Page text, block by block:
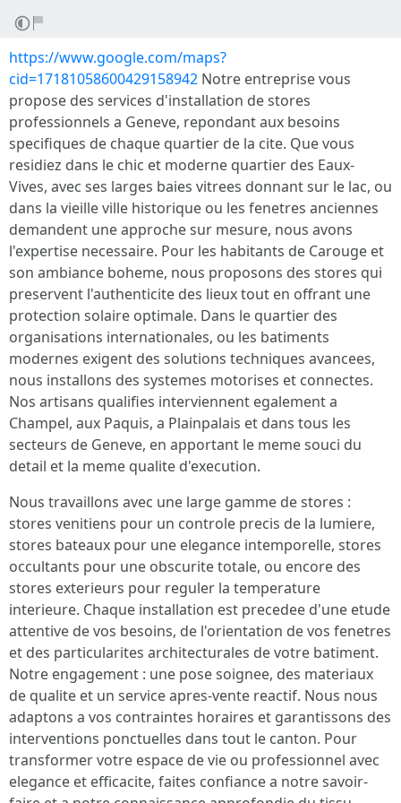
https://www.google.com/maps?
cid=17181058600429158942 Notre entreprise vous
propose des services d'installation de stores
professionnels a Geneve, repondant aux besoins
specifiques de chaque quartier de la cite. Que vous
residiez dans le chic et moderne quartier des Eaux-
Vives, avec ses larges baies vitrees donnant sur le lac, ou
dans la vieille ville historique ou les fenetres anciennes
demandent une approche sur mesure, nous avons
l'expertise necessaire. Pour les habitants de Carouge et
son ambiance boheme, nous proposons des stores qui
preservent l'authenticite des lieux tout en offrant une
protection solaire optimale. Dans le quartier des
organisations internationales, ou les batiments
modernes exigent des solutions techniques avancees,
nous installons des systemes motorises et connectes.
Nos artisans qualifies interviennent egalement a
Champel, aux Paquis, a Plainpalais et dans tous les
secteurs de Geneve, en apportant le meme souci du
detail et la meme qualite d'execution.
Nous travaillons avec une large gamme de stores :
stores venitiens pour un controle precis de la lumiere,
stores bateaux pour une elegance intemporelle, stores
occultants pour une obscurite totale, ou encore des
stores exterieurs pour reguler la temperature
interieure. Chaque installation est precedee d'une etude
attentive de vos besoins, de l'orientation de vos fenetres
et des particularites architecturales de votre batiment.
Notre engagement : une pose soignee, des materiaux
de qualite et un service apres-vente reactif. Nous nous
adaptons a vos contraintes horaires et garantissons des
interventions ponctuelles dans tout le canton. Pour
transformer votre espace de vie ou professionnel avec
elegance et efficacite, faites confiance a notre savoir-